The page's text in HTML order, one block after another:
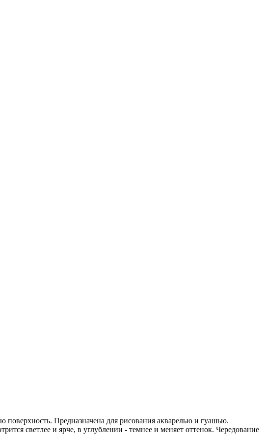
поверхность. Предназначена для рисования акварелью и гуашью.
светлее и ярче, в углублении - темнее и меняет оттенок. Чередование